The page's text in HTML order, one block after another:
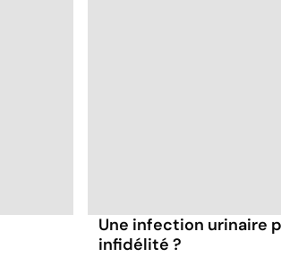
Une infection urinaire
infidélité ?